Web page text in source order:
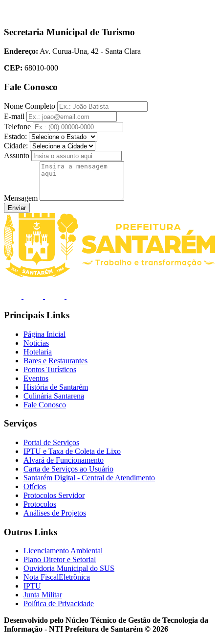
Secretaria Municipal de Turismo
Endereço: Av. Curua-Una, 42 - Santa Clara
CEP: 68010-000
Fale Conosco
Nome Completo
E-mail
Telefone
Estado:
Cidade:
Assunto
Mensagem
Enviar
Principais Links
Página Inicial
Noticias
Hotelaria
Bares e Restaurantes
Pontos Turísticos
Eventos
História de Santarém
Culinária Santarena
Fale Conosco
Serviços
Portal de Serviços
IPTU e Taxa de Coleta de Lixo
Alvará de Funcionamento
Carta de Serviços ao Usuário
Santarém Digital - Central de Atendimento
Ofícios
Protocolos Servidor
Protocolos
Análises de Projetos
Outros Links
Licenciamento Ambiental
Plano Diretor e Setorial
Ouvidoria Municipal do SUS
Nota FiscalEletrônica
IPTU
Junta Militar
Política de Privacidade
Desenvolvido pelo Núcleo Técnico de Gestão de Tecnologia da
Informação - NTI Prefeitura de Santarém © 2026